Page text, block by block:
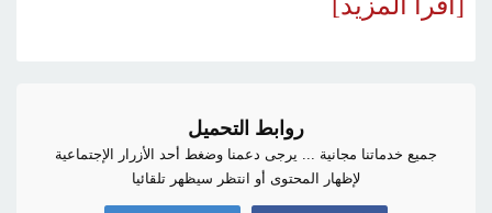
روابط التحميل
جميع خدماتنا مجانية ... يرجى دعمنا وضغط أحد الأزرار الإجتماعية
لإظهار المحتوى أو انتظر سيظهر تلقائيا